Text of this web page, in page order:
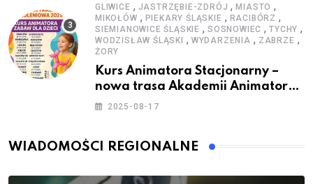
GLIWICE , JASTRZĘBIE-ZDRÓJ ,MIASTO ,
MIKOŁÓW , PIEKARY ŚLĄSKIE , RACIBÓRZ ,
SIEMIANOWICE ŚLĄSKIE ,SOSNOWIEC ,TYCHY ,
WODZISŁAW ŚLĄSKI , WYDARZENIA , ZABRZE ,
ŻORY
Kurs Animatora Stacjonarny –
nowa trasa Akademii Animatora
– jesień 2025
2025-08-17
WIADOMOŚCI REGIONALNE